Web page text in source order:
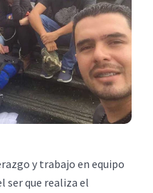
y trabajo en equipo
ser que realiza el